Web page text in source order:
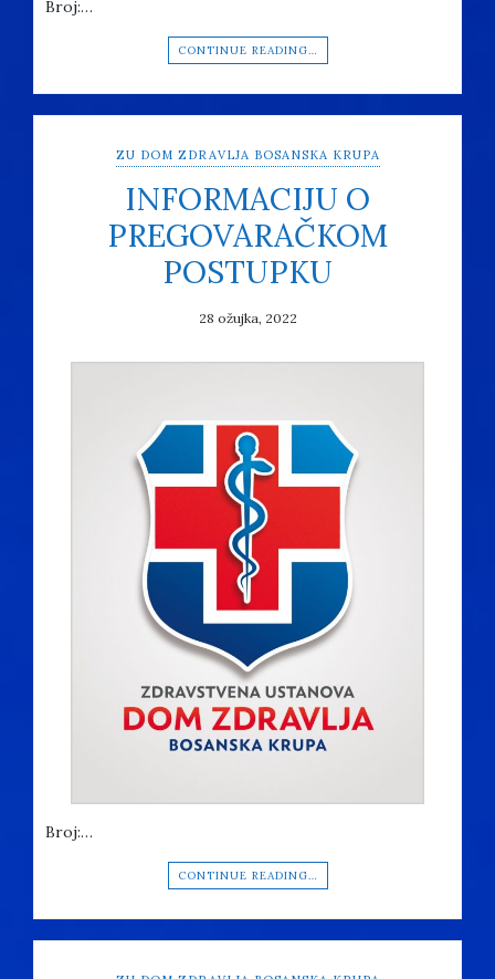
Broj:…
CONTINUE READING…
ZU DOM ZDRAVLJA BOSANSKA KRUPA
INFORMACIJU O
PREGOVARAČKOM
POSTUPKU
28 ožujka, 2022
Broj:…
CONTINUE READING…